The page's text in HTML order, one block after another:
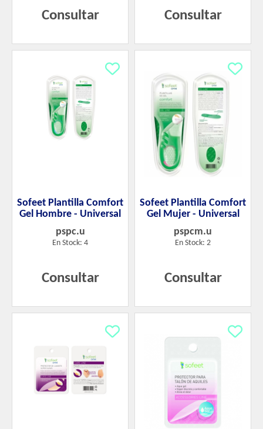
Consultar Consultar
Sofeet Plantilla Comfort
Gel Hombre - Universal
pspc.u
En Stock: 4
Consultar
Sofeet Plantilla Comfort
Gel Mujer - Universal
pspcm.u
En Stock: 2
Consultar